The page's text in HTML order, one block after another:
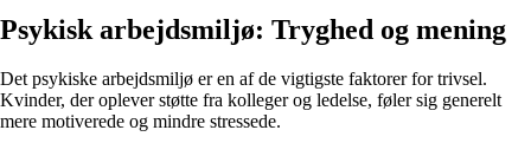
Psykisk arbejdsmiljø: Tryghed og mening
Det psykiske arbejdsmiljø er en af de vigtigste faktorer for trivsel.
Kvinder, der oplever støtte fra kolleger og ledelse, føler sig generelt
mere motiverede og mindre stressede.